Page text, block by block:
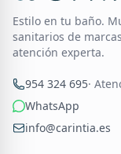
Estilo en tu baño.
sanitarios de
atención experta.
954 324 695·
WhatsApp
info@carintia.es